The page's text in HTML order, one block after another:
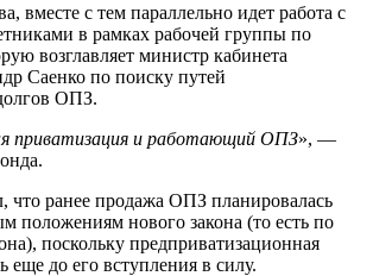
вместе с тем параллельно идет работа с
в рамках рабочей группы по
возглавляет министр кабинета
Саенко по поиску путей
ОПЗ.
приватизация и работающий ОПЗ», —
что ранее продажа ОПЗ планировалась
положениям нового закона (то есть по
поскольку предприватизационная
еще до его вступления в силу.